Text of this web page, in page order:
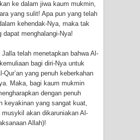
ke dalam jiwa kaum mukmin,
yang sulit! Apa pun yang telah
kehendak-Nya, maka tak
dapat menghalangi-Nya!
telah menetapkan bahwa Al-
bagi diri-Nya untuk
Qur’an yang penuh keberkahan
Maka, bagi kaum mukmin
dengan penuh
keyakinan yang sangat kuat,
akan dikaruniakan Al-
Allah)!